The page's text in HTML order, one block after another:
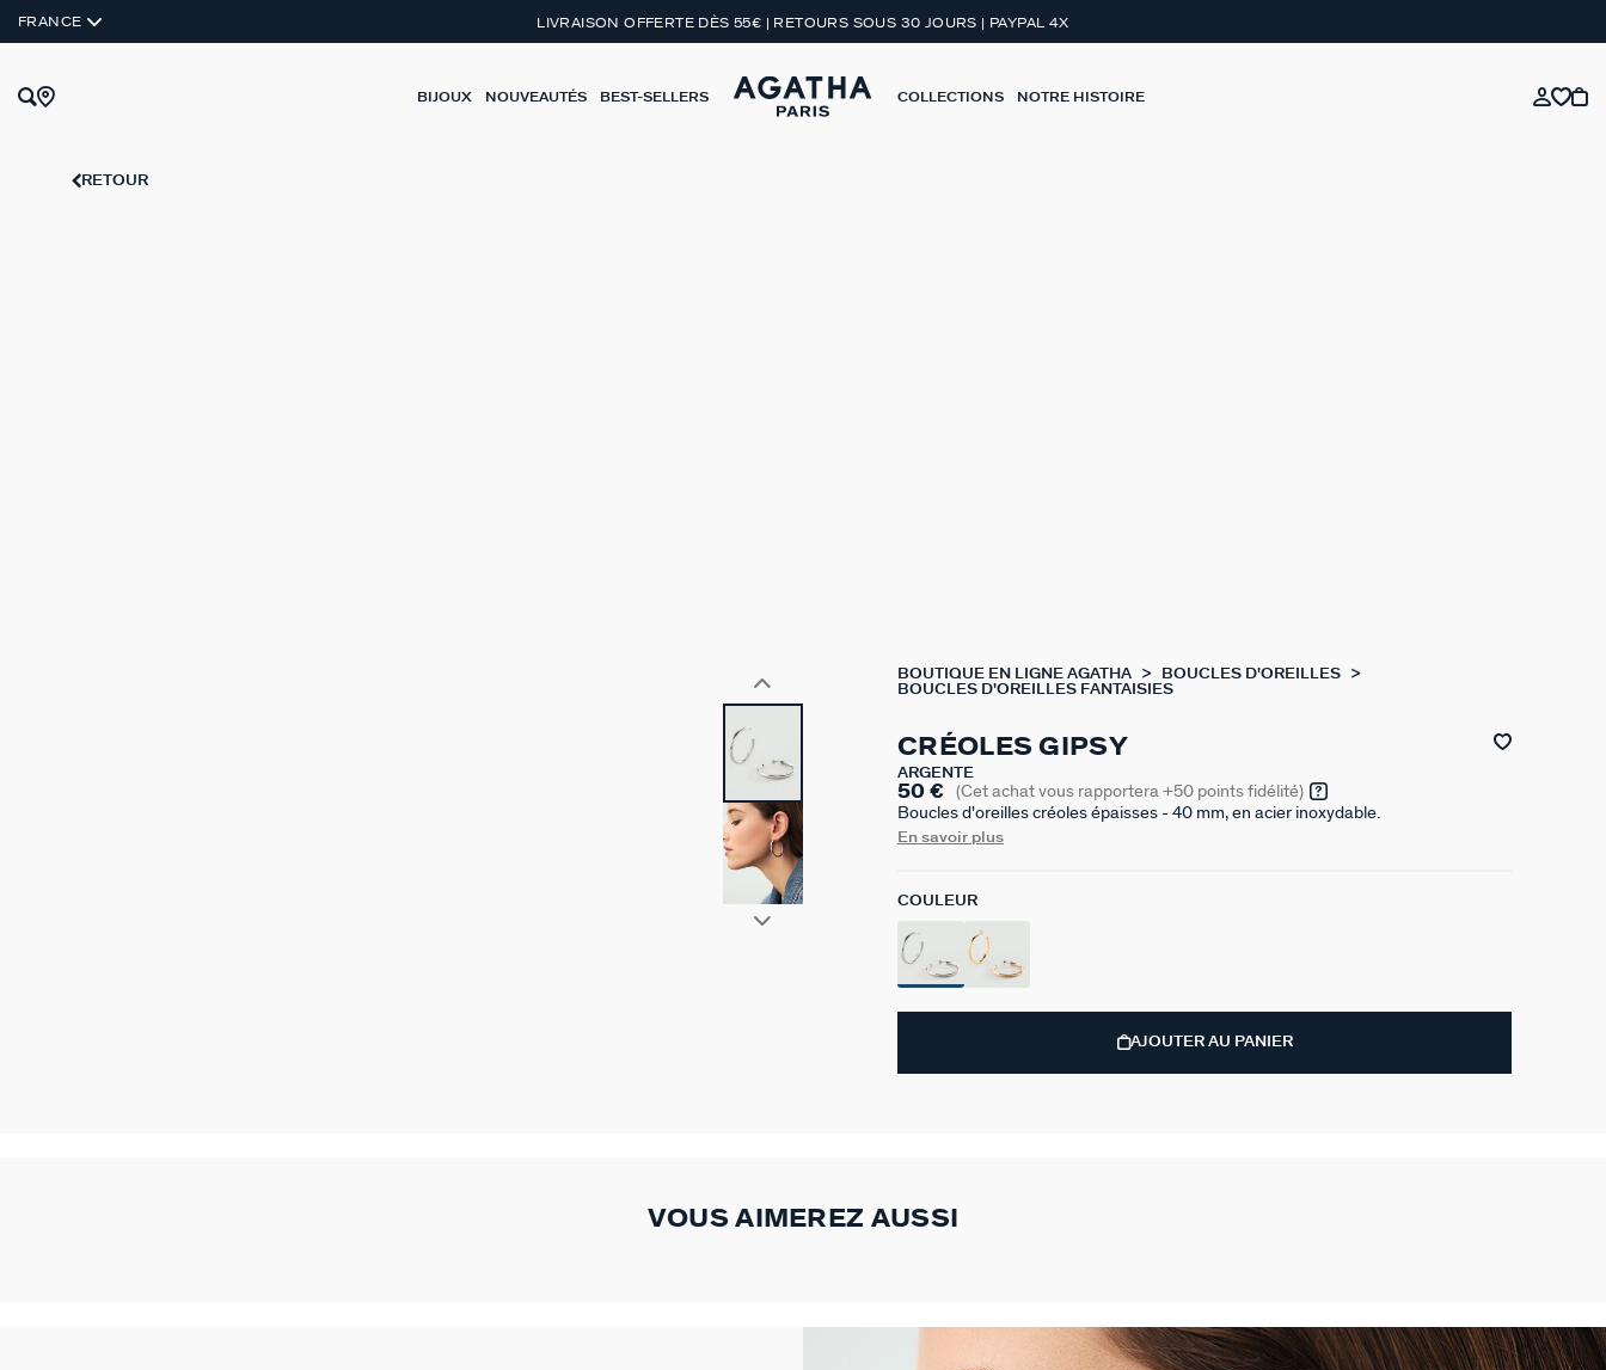
FRANCE LIVRAISON OFFERTE DÈS 55€ | RETOURS SOUS 30 JOURS | PAYPAL 4X
BIJOUX NOUVEAUTÉS BEST-SELLERS COLLECTIONS NOTRE HISTOIRE
RETOUR
BOUTIQUE EN LIGNE AGATHA
BOUCLES D'OREILLES
BOUCLES D'OREILLES FANTAISIES
CRÉOLES GIPSY
ARGENTÉ
50 € (Cet achat vous rapportera +50 points fidélité)
Boucles d'oreilles créoles épaisses - 40 mm, en acier inoxydable.
En savoir plus
COULEUR
AJOUTER AU PANIER
VOUS AIMEREZ AUSSI